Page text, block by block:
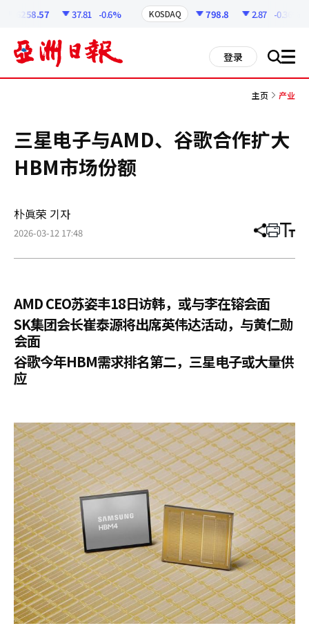
6258.57 37.81 -0.6% KOSDAQ 798.8 2.87 -0.36%
登录 搜 all
主页 产业
三星电子与AMD、谷歌合作扩大
HBM市场份额
朴眞荣 기자
2026-03-12 17:48 分
章
打 调
小
AMD CEO苏姿丰18日访韩，或与李在镕会面
SK集团会长崔泰源将出席英伟达活动，与黄仁勋
会面
谷歌今年HBM需求排名第二，三星电子或大量供
应